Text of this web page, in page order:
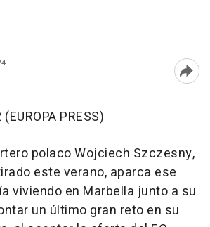
PRESS)
polaco Wojciech Szczesny,
este verano, aparca ese
viviendo en Marbella junto a su
un último gran reto en su